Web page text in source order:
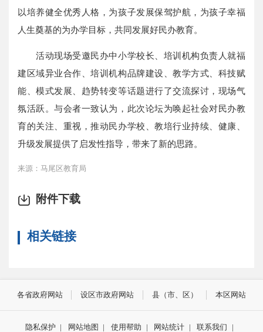
以培养健全优秀人格，为孩子发展保驾护航，为孩子幸福
人生奠基的为办学目标，共同发展好民办教育。
活动现场受邀民办中小学校长、培训机构负责人就福
建区域异业合作、培训机构品牌建设、教学方式、科技赋
能、模式发展、趋势转变等话题进行了交流探讨，现场气
氛活跃。与会者一致认为，此次论坛为唤起社会对民办教
育的关注、重视，推动民办学校、教培行业持续、健康、
升级发展提供了启发性指导，带来了新的思路。
来源：马尾区教育局
附件下载
相关链接
各省政府网站 设区市政府网站 县（市、区） 本区网站
隐私保护 | 网站地图 | 使用帮助 | 网站统计 | 联系我们 |